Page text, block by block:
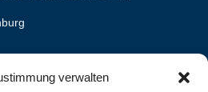
verwalten